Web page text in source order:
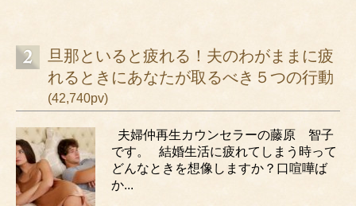
旦那といると疲れる！夫のわがままに疲
れるときにあなたが取るべき５つの行動
(42,740pv)
夫婦仲再生カウンセラーの藤原 智子
です。 結婚生活に疲れてしまう時って
どんなときを想像しますか？口喧嘩ば
か...